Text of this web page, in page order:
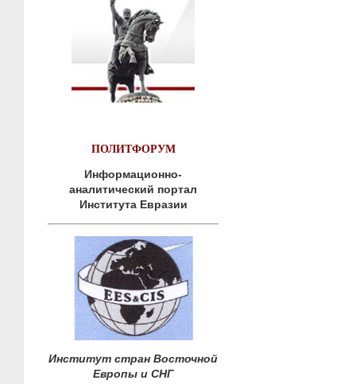
ПОЛИТФОРУМ
Информационно-
аналитический портал
Института Евразии
Институт стран Восточной
Европы и СНГ